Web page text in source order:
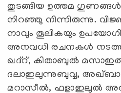
തുടങ്ങിയ ഉത്തമ
നിറഞ്ഞു നിന്നിരുന്നു.
നാവും തൂലികയും
അനവധി രചനകള്‍
ഖദ്‌റ്, കിതാബുല്‍
ദലാഇലുന്നുബുവ്വ,
മറാസീല്‍, ഫളാഇലുല്‍